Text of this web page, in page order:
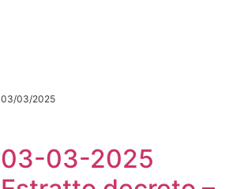
03/03/2025
03-03-2025